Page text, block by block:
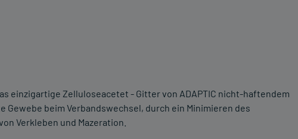
einzigartige Zelluloseacetet - Gitter von ADAPTIC nicht-haftendem
beim Verbandswechsel, durch ein Minimieren des
Verkleben und Mazeration.